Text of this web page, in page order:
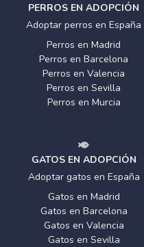
PERROS EN ADOPCIÓN
Adoptar perros en España
Perros en Madrid
Perros en Barcelona
Perros en Valencia
Perros en Sevilla
Perros en Murcia
GATOS EN ADOPCIÓN
Adoptar gatos en España
Gatos en Madrid
Gatos en Barcelona
Gatos en Valencia
Gatos en Sevilla